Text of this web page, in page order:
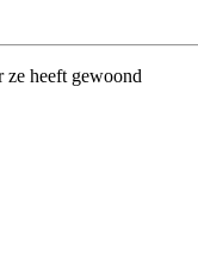
ze heeft gewoond